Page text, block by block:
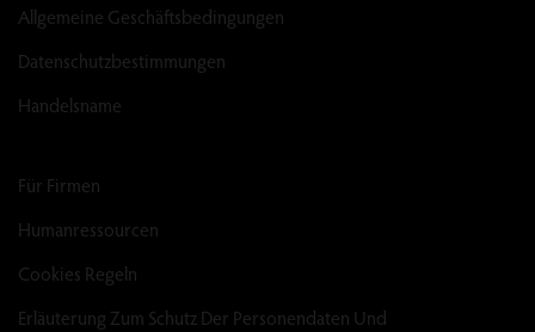
Allgemeine Geschäftsbedingungen
Datenschutzbestimmungen
Handelsname
Für Firmen
Humanressourcen
Cookies Regeln
Erläuterung Zum Schutz Der Personendaten Und